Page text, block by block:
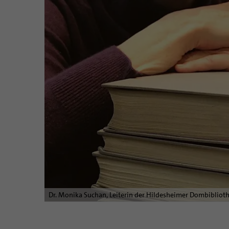
Dr. Monika Suchan, Leiterin der Hildesheimer